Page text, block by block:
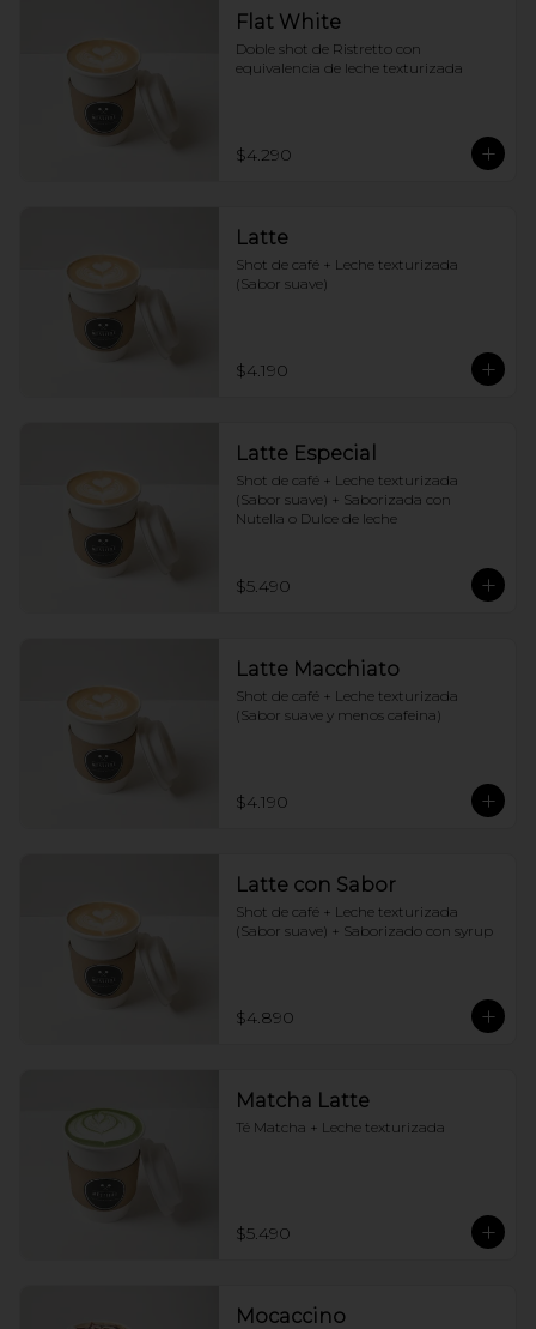
Flat White
Doble shot de Ristretto con
equivalencia de leche texturizada
$4.290
Latte
Shot de café + Leche texturizada
(Sabor suave)
$4.190
Latte Especial
Shot de café + Leche texturizada
(Sabor suave) + Saborizada con
Nutella o Dulce de leche
$5.490
Latte Macchiato
Shot de café + Leche texturizada
(Sabor suave y menos cafeina)
$4.190
Latte con Sabor
Shot de café + Leche texturizada
(Sabor suave) + Saborizado con syrup
$4.890
Matcha Latte
Té Matcha + Leche texturizada
$5.490
Mocaccino